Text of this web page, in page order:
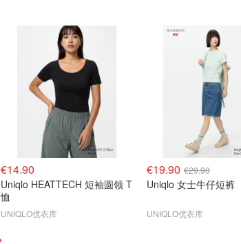
€14.90
Uniqlo HEATTECH 短袖圆领 T
恤
UNIQLO优衣库
€19.90 €29.90
Uniqlo 女士牛仔短裤
UNIQLO优衣库